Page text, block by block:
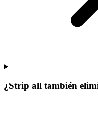
¿Strip all también